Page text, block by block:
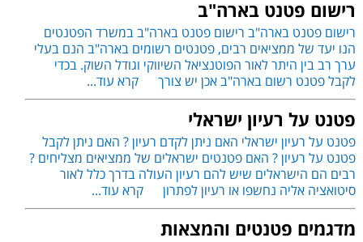
רישום פטנט בארה"ב
רישום פטנט בארה"ב רישום פטנט בארה"ב במשרד הפטנטים
הנו יעד של ממציאים רבים, פטנטים רשומים בארה"ב הנם בעלי
ערך רב בין היתר לאור הפוטנציאל השיווקי וגודל השוק. בכדי
לקבל פטנט רשום בארה"ב אכן יש צורך
קרא עוד...
פטנט על רעיון ישראלי
פטנט על רעיון ישראלי האם ניתן לקדם רעיון ? האם ניתן לקבל
פטנט על רעיון ? האם פטנטים ישראלים של ממציאים מצליחים ?
רבים הם הישראלים שיש להם רעיון העולה בדרך כלל לאור
סיטואציה אליה נחשפו או רעיון לפתרון
קרא עוד...
מדגמים פטנטים והמצאות